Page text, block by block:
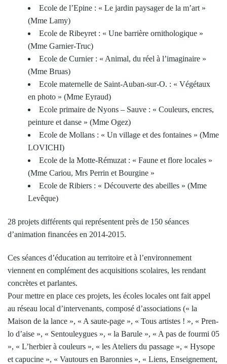
Ecole de l’Epine : « Le jardin paysager de la m’art »
(Mme Lamy)
Ecole de Ribeyret : « Une barrière ornithologique »
(Mme Garnier-Truc)
Ecole de Curnier : « Animal, du réel à l’imaginaire »
(Mme Bruas)
Ecole maternelle de Saint-Auban-sur-O. : « Végétaux
en photo » (Mme Eyraud)
Ecole primaire de Nyons – Sauve : « Couleurs, encres,
peinture et danse » (Mme Ogez)
Ecole de Mollans : « Un village et des fontaines » (Mme
LOVICHI)
Ecole de la Motte-Rémuzat : « Faune et flore locales »
(Mme Cariou, Mrs Perrin et Bourgine »
Ecole de Ribiers : « Découverte des abeilles » (Mme
Levêque)
28 projets différents qui représentent près de 150 séances
d’animation financées en 2014-2015.
Ces séances d’éducation au territoire et à l’environnement
viennent en complément des acquisitions scolaires, les rendant
concrètes et parlantes.
Pour mettre en place ces projets, les écoles locales ont fait appel
au réseau local d’intervenants, composé d’associations (« la
Maison de la lance », « A saute-page », « Tous artistes ! », « Pren-
lo d’aise », « Sentouleygues », « la Barule », « A pas de fourmi 05
», « L’herbier à couleurs », « les Ateliers du passage », « Hysope
et capucine », « Vautours en Baronnies », « Liens, Enseignement,